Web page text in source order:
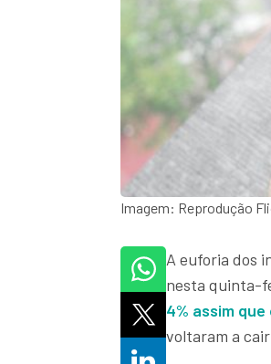
Imagem: Reprodução
A euforia dos
nesta quinta-
4% assim
voltaram a